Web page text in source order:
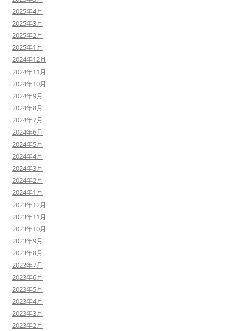
2025年4月
2025年3月
2025年2月
2025年1月
2024年12月
2024年11月
2024年10月
2024年9月
2024年8月
2024年7月
2024年6月
2024年5月
2024年4月
2024年3月
2024年2月
2024年1月
2023年12月
2023年11月
2023年10月
2023年9月
2023年8月
2023年7月
2023年6月
2023年5月
2023年4月
2023年3月
2023年2月